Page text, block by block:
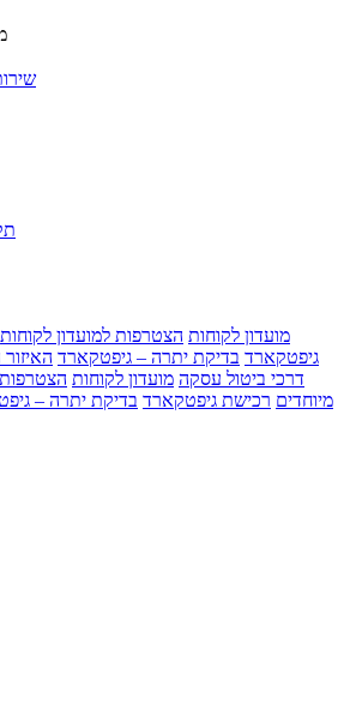
מועדון לקוחות הצטרפות למועדון לקוחות
גיפטקארד בדיקת יתרה – גיפטקארד
דרכי ביטול עסקה מועדון לקוחות הצטרפות
מיוחדים רכישת גיפטקארד בדיקת יתרה –